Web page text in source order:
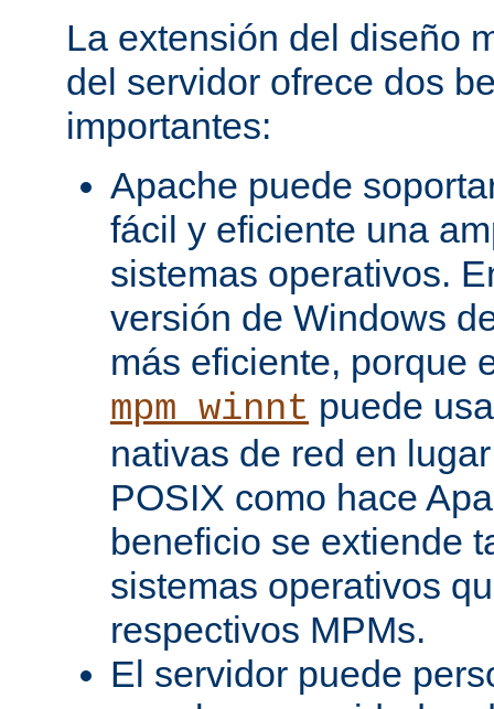
La extensión del diseño
del servidor ofrece dos
importantes:
Apache puede
fácil y eficiente una
sistemas operativos.
versión de Windows
más eficiente, porque
mpm_winnt puede
nativas de red en
POSIX como hace
beneficio se extiende
sistemas operativos
respectivos MPMs.
El servidor puede